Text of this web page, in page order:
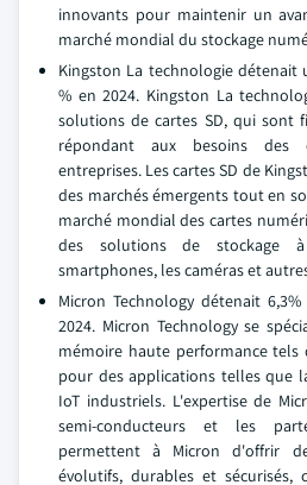
innovants pour maintenir un
marché mondial du stockage
Kingston La technologie détenait
% en 2024. Kingston La
solutions de cartes SD, qui sont
répondant aux besoins des
entreprises. Les cartes SD de
des marchés émergents tout en
marché mondial des cartes
des solutions de stockage
smartphones, les caméras et
Micron Technology détenait
2024. Micron Technology se
mémoire haute performance tels
pour des applications telles que
IoT industriels. L'expertise de
semi-conducteurs et les
permettent à Micron d'offrir
évolutifs, durables et sécurisés,